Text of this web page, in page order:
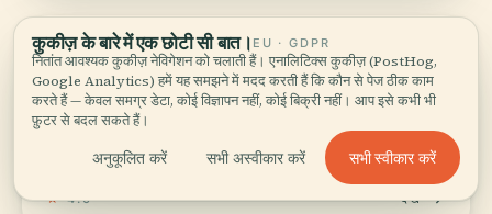
लिटिल कपकेक्स
क व क ब इट
लिटिल कपकेक्स
★4.6 देखें
कुकीज़ के बारे में एक छोटी सी बात। EU · GDPR
नितांत आवश्यक कुकीज़ नेविगेशन को चलाती हैं। एनालिटिक्स कुकीज़ (PostHog,
Google Analytics) हमें यह समझने में मदद करती हैं कि कौन से पेज ठीक काम
करते हैं — केवल समग्र डेटा, कोई विज्ञापन नहीं, कोई बिक्री नहीं। आप इसे कभी भी
फ़ुटर से बदल सकते हैं।
अनुकूलित करें सभी अस्वीकार करें सभी स्वीकार करें